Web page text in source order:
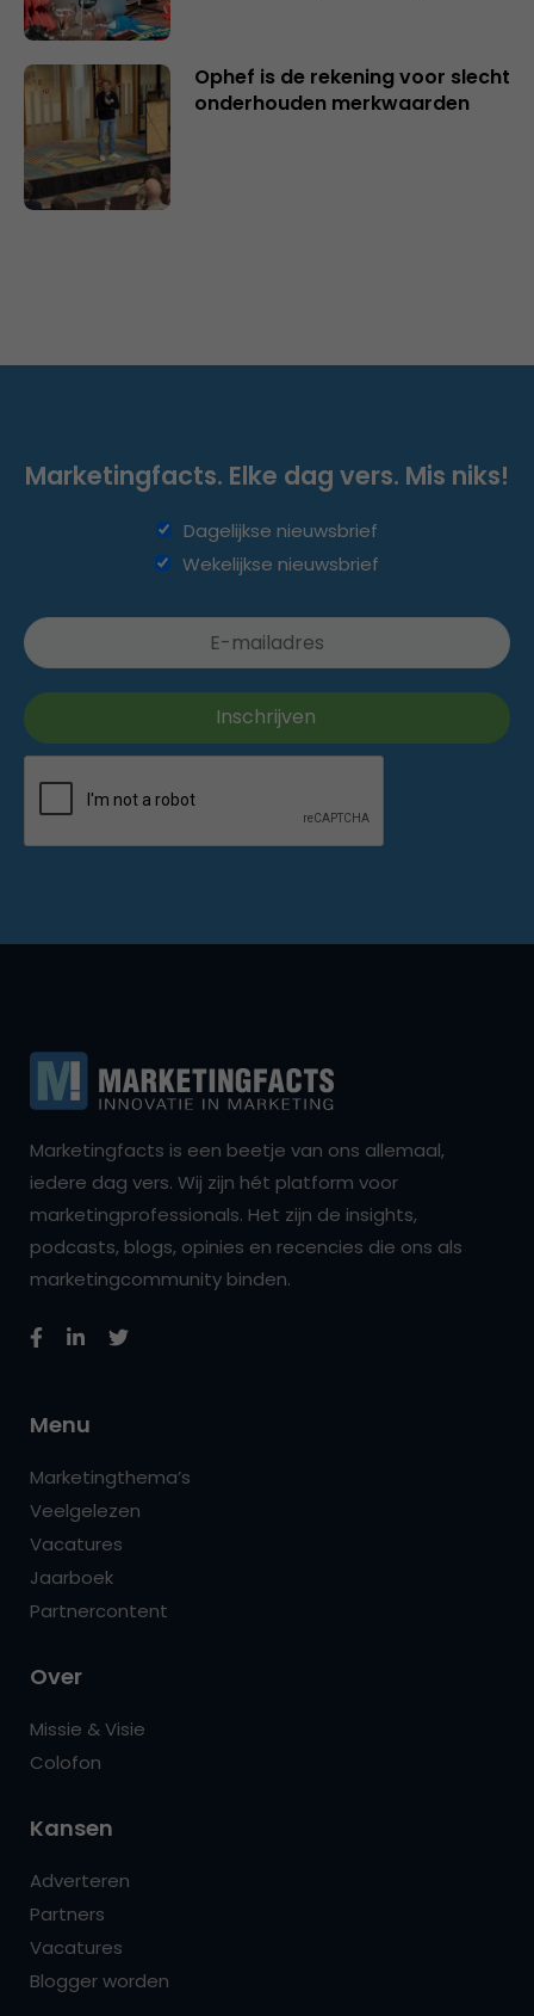
Ophef is de rekening voor slecht
onderhouden merkwaarden
Marketingfacts. Elke dag vers. Mis niks!
Dagelijkse nieuwsbrief
Wekelijkse nieuwsbrief
Marketingfacts is een beetje van ons allemaal,
iedere dag vers. Wij zijn hét platform voor
marketingprofessionals. Het zijn de insights,
podcasts, blogs, opinies en recencies die ons als
marketingcommunity binden.
Menu
Marketingthema’s
Veelgelezen
Vacatures
Jaarboek
Partnercontent
Over
Missie & Visie
Colofon
Kansen
Adverteren
Partners
Vacatures
Blogger worden